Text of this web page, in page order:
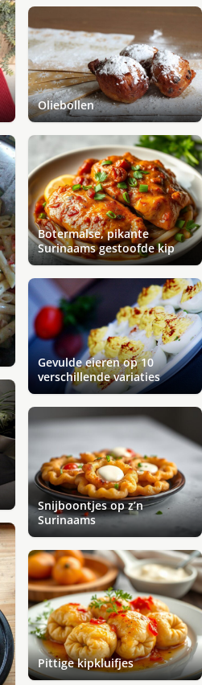
Oliebollen
Botermalse, pikante
Surinaams gestoofde kip
Gevulde eieren op 10
verschillende variaties
Snijboontjes op z’n
Surinaams
Pittige kipkluifjes